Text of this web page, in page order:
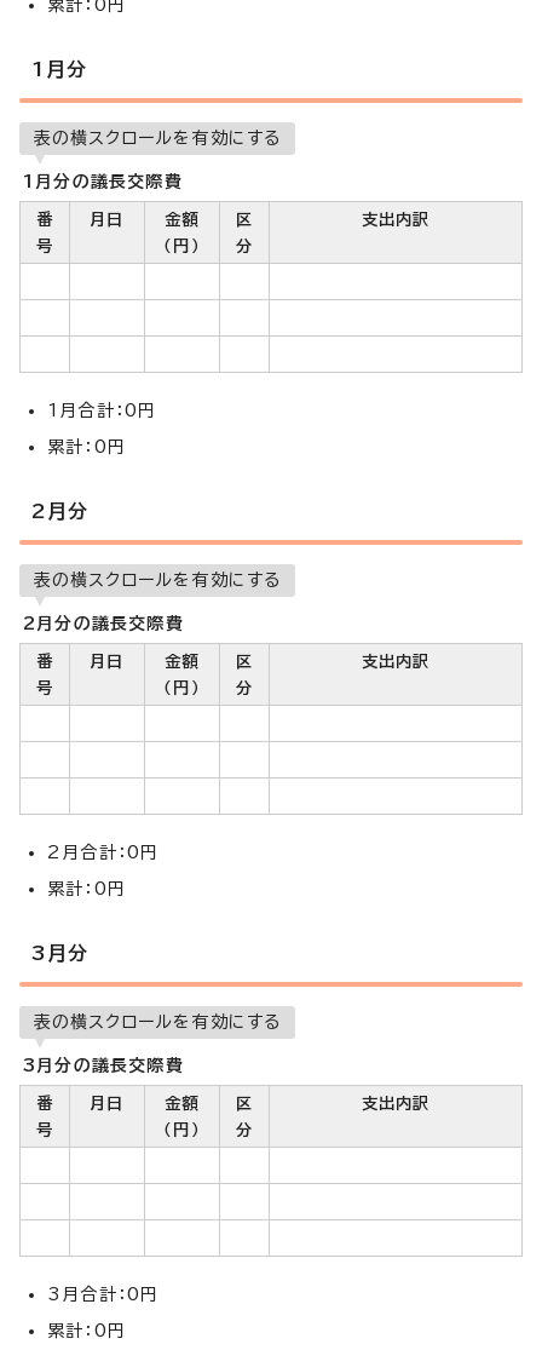
累計：0円
1月分
表の横スクロールを有効にする
1月分の議長交際費
番
号
月日
金額
（円）
区
分
支出内訳
1月合計：0円
累計：0円
2月分
表の横スクロールを有効にする
2月分の議長交際費
番
号
月日
金額
（円）
区
分
支出内訳
2月合計：0円
累計：0円
3月分
表の横スクロールを有効にする
3月分の議長交際費
番
号
月日
金額
（円）
区
分
支出内訳
3月合計：0円
累計：0円